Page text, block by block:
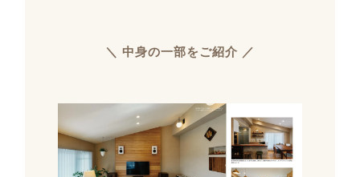
＼ 中身の一部をご紹介 ／